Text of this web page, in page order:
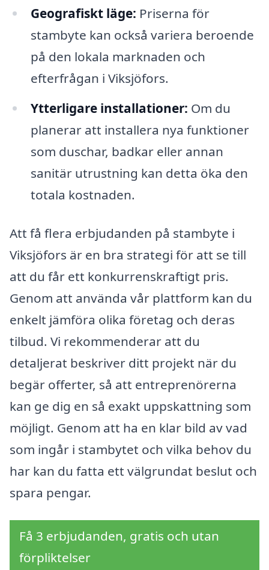
Geografiskt läge: Priserna för
stambyte kan också variera beroende
på den lokala marknaden och
efterfrågan i Viksjöfors.
Ytterligare installationer: Om du
planerar att installera nya funktioner
som duschar, badkar eller annan
sanitär utrustning kan detta öka den
totala kostnaden.
Att få flera erbjudanden på stambyte i
Viksjöfors är en bra strategi för att se till
att du får ett konkurrenskraftigt pris.
Genom att använda vår plattform kan du
enkelt jämföra olika företag och deras
tilbud. Vi rekommenderar att du
detaljerat beskriver ditt projekt när du
begär offerter, så att entreprenörerna
kan ge dig en så exakt uppskattning som
möjligt. Genom att ha en klar bild av vad
som ingår i stambytet och vilka behov du
har kan du fatta ett välgrundat beslut och
spara pengar.
Få 3 erbjudanden, gratis och utan
förpliktelser